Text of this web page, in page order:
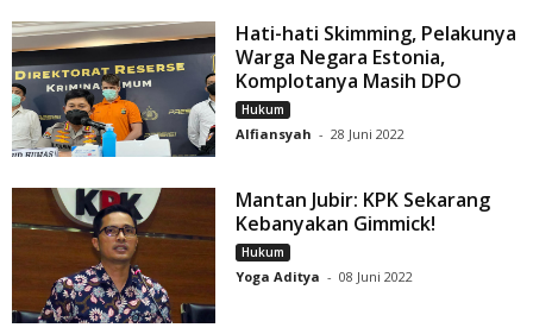
Hati-hati Skimming, Pelakunya
Warga Negara Estonia,
Komplotanya Masih DPO
Hukum
Alfiansyah - 28 Juni 2022
Mantan Jubir: KPK Sekarang
Kebanyakan Gimmick!
Hukum
Yoga Aditya - 08 Juni 2022